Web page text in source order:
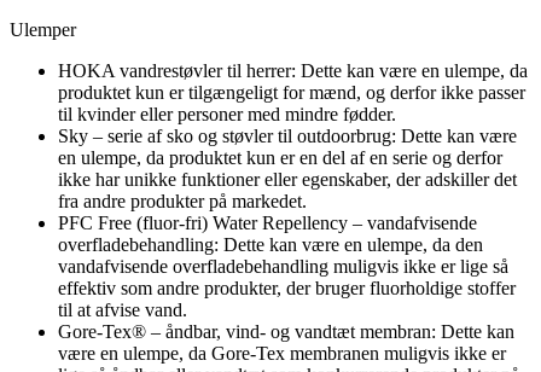
Ulemper
HOKA vandrestøvler til herrer: Dette kan være en ulempe, da
produktet kun er tilgængeligt for mænd, og derfor ikke passer
til kvinder eller personer med mindre fødder.
Sky – serie af sko og støvler til outdoorbrug: Dette kan være
en ulempe, da produktet kun er en del af en serie og derfor
ikke har unikke funktioner eller egenskaber, der adskiller det
fra andre produkter på markedet.
PFC Free (fluor-fri) Water Repellency – vandafvisende
overfladebehandling: Dette kan være en ulempe, da den
vandafvisende overfladebehandling muligvis ikke er lige så
effektiv som andre produkter, der bruger fluorholdige stoffer
til at afvise vand.
Gore-Tex® – åndbar, vind- og vandtæt membran: Dette kan
være en ulempe, da Gore-Tex membranen muligvis ikke er